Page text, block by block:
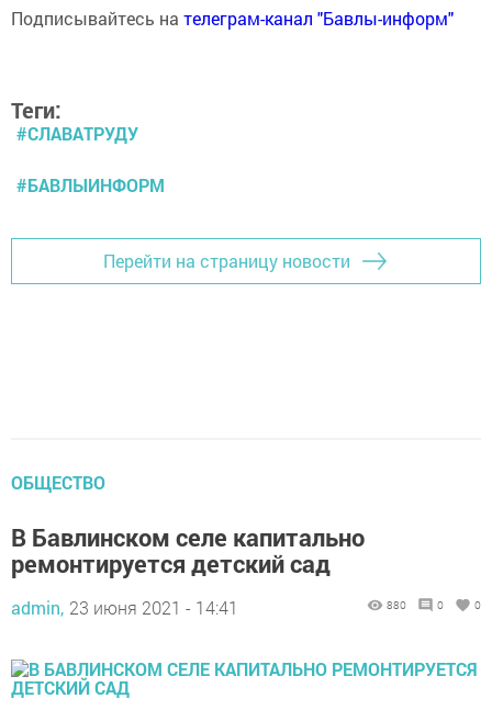
Подписывайтесь на телеграм-канал "Бавлы-информ"
Теги:
#СЛАВАТРУДУ
#БАВЛЫИНФОРМ
Перейти на страницу новости
ОБЩЕСТВО
В Бавлинском селе капитально
ремонтируется детский сад
admin, 23 июня 2021 - 14:41 880 0 0